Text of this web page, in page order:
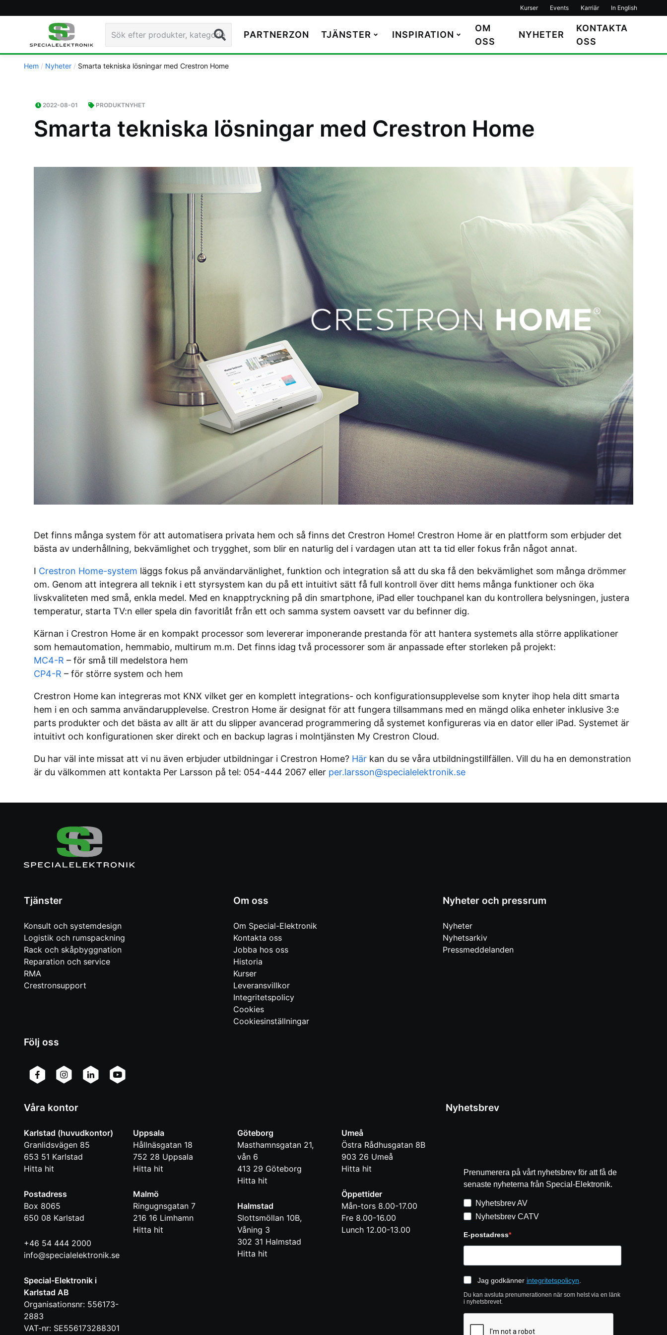
Kurser Events Karriär In English
Sök PARTNERZON TJÄNSTER INSPIRATION
OM
OSS
NYHETER
KONTAKTA
OSS
Hem Nyheter Smarta tekniska lösningar med Crestron Home
2022-08-01 PRODUKTNYHET
Smarta tekniska lösningar med Crestron Home
Det finns många system för att automatisera privata hem och så finns det Crestron Home! Crestron Home är en plattform som erbjuder det
bästa av underhållning, bekvämlighet och trygghet, som blir en naturlig del i vardagen utan att ta tid eller fokus från något annat.
I Crestron Home-system läggs fokus på användarvänlighet, funktion och integration så att du ska få den bekvämlighet som många drömmer
om. Genom att integrera all teknik i ett styrsystem kan du på ett intuitivt sätt få full kontroll över ditt hems många funktioner och öka
livskvaliteten med små, enkla medel. Med en knapptryckning på din smartphone, iPad eller touchpanel kan du kontrollera belysningen, justera
temperatur, starta TV:n eller spela din favoritlåt från ett och samma system oavsett var du befinner dig.
Kärnan i Crestron Home är en kompakt processor som levererar imponerande prestanda för att hantera systemets alla större applikationer
som hemautomation, hemmabio, multirum m.m. Det finns idag två processorer som är anpassade efter storleken på projekt:
MC4-R – för små till medelstora hem
CP4-R – för större system och hem
Crestron Home kan integreras mot KNX vilket ger en komplett integrations- och konfigurationsupplevelse som knyter ihop hela ditt smarta
hem i en och samma användarupplevelse. Crestron Home är designat för att fungera tillsammans med en mängd olika enheter inklusive 3:e
parts produkter och det bästa av allt är att du slipper avancerad programmering då systemet konfigureras via en dator eller iPad. Systemet är
intuitivt och konfigurationen sker direkt och en backup lagras i molntjänsten My Crestron Cloud.
Du har väl inte missat att vi nu även erbjuder utbildningar i Crestron Home? Här kan du se våra utbildningstillfällen. Vill du ha en demonstration
är du välkommen att kontakta Per Larsson på tel: 054-444 2067 eller per.larsson@specialelektronik.se
Tjänster
Konsult och systemdesign
Logistik och rumspackning
Rack och skåpbyggnation
Reparation och service
RMA
Crestronsupport
Om oss
Om Special-Elektronik
Kontakta oss
Jobba hos oss
Historia
Kurser
Leveransvillkor
Integritetspolicy
Cookies
Cookiesinställningar
Nyheter och pressrum
Nyheter
Nyhetsarkiv
Pressmeddelanden
Följ oss
Våra kontor
Karlstad (huvudkontor)
Granlidsvägen 85
653 51 Karlstad
Hitta hit
Postadress
Box 8065
650 08 Karlstad
+46 54 444 2000
info@specialelektronik.se
Special-Elektronik i
Karlstad AB
Organisationsnr: 556173-
2883
VAT-nr: SE556173288301
Uppsala
Hållnäsgatan 18
752 28 Uppsala
Hitta hit
Malmö
Ringugnsgatan 7
216 16 Limhamn
Hitta hit
Göteborg
Masthamnsgatan 21,
vån 6
413 29 Göteborg
Hitta hit
Halmstad
Slottsmöllan 10B,
Våning 3
302 31 Halmstad
Hitta hit
Umeå
Östra Rådhusgatan 8B
903 26 Umeå
Hitta hit
Öppettider
Mån-tors 8.00-17.00
Fre 8.00-16.00
Lunch 12.00-13.00
Nyhetsbrev